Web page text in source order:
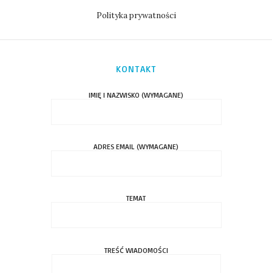
Polityka prywatności
KONTAKT
IMIĘ I NAZWISKO (WYMAGANE)
ADRES EMAIL (WYMAGANE)
TEMAT
TREŚĆ WIADOMOŚCI